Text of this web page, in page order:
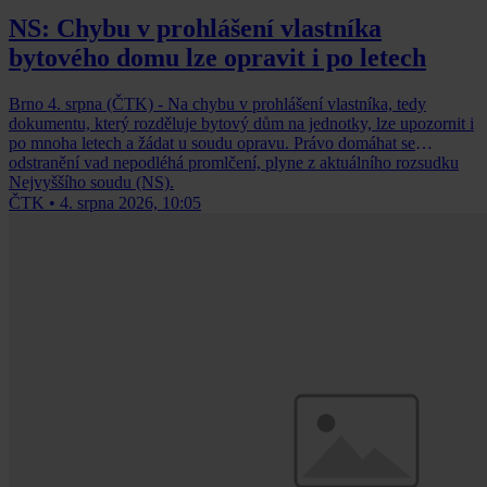
NS: Chybu v prohlášení vlastníka
bytového domu lze opravit i po letech
Brno 4. srpna (ČTK) - Na chybu v prohlášení vlastníka, tedy
dokumentu, který rozděluje bytový dům na jednotky, lze upozornit i
po mnoha letech a žádat u soudu opravu. Právo domáhat se
odstranění vad nepodléhá promlčení, plyne z aktuálního rozsudku
Nejvyššího soudu (NS).
ČTK • 4. srpna 2026, 10:05